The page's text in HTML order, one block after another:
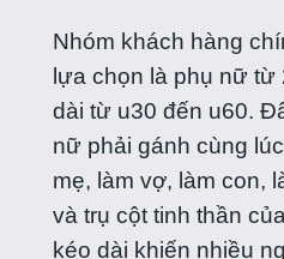
Nhóm khách hàng
lựa chọn là phụ nữ từ
dài từ u30 đến u60.
nữ phải gánh cùng
mẹ, làm vợ, làm con,
và trụ cột tinh thần
kéo dài khiến nhiều